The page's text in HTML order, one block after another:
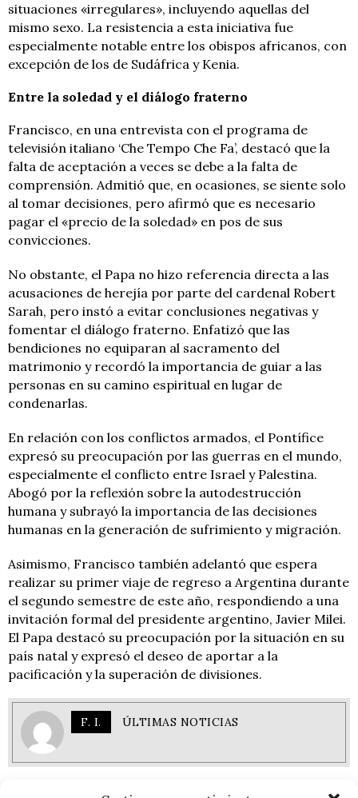
situaciones «irregulares», incluyendo aquellas del
mismo sexo. La resistencia a esta iniciativa fue
especialmente notable entre los obispos africanos, con
excepción de los de Sudáfrica y Kenia.
Entre la soledad y el diálogo fraterno
Francisco, en una entrevista con el programa de
televisión italiano ‘Che Tempo Che Fa’, destacó que la
falta de aceptación a veces se debe a la falta de
comprensión. Admitió que, en ocasiones, se siente solo
al tomar decisiones, pero afirmó que es necesario
pagar el «precio de la soledad» en pos de sus
convicciones.
No obstante, el Papa no hizo referencia directa a las
acusaciones de herejía por parte del cardenal Robert
Sarah, pero instó a evitar conclusiones negativas y
fomentar el diálogo fraterno. Enfatizó que las
bendiciones no equiparan al sacramento del
matrimonio y recordó la importancia de guiar a las
personas en su camino espiritual en lugar de
condenarlas.
En relación con los conflictos armados, el Pontífice
expresó su preocupación por las guerras en el mundo,
especialmente el conflicto entre Israel y Palestina.
Abogó por la reflexión sobre la autodestrucción
humana y subrayó la importancia de las decisiones
humanas en la generación de sufrimiento y migración.
Asimismo, Francisco también adelantó que espera
realizar su primer viaje de regreso a Argentina durante
el segundo semestre de este año, respondiendo a una
invitación formal del presidente argentino, Javier Milei.
El Papa destacó su preocupación por la situación en su
país natal y expresó el deseo de aportar a la
pacificación y la superación de divisiones.
F. I. ÚLTIMAS NOTICIAS